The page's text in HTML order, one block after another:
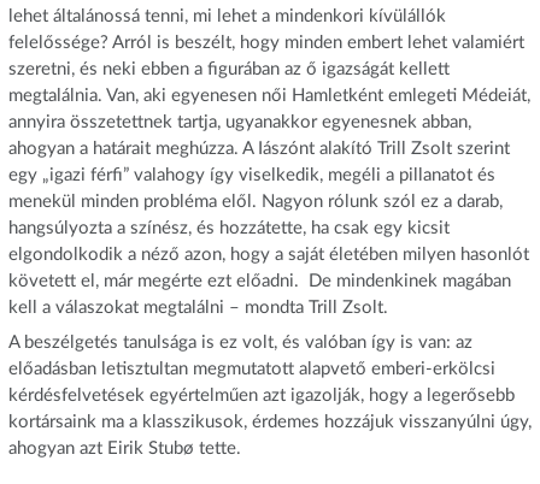
lehet általánossá tenni, mi lehet a mindenkori kívülállók
felelőssége? Arról is beszélt, hogy minden embert lehet valamiért
szeretni, és neki ebben a figurában az ő igazságát kellett
megtalálnia. Van, aki egyenesen női Hamletként emlegeti Médeiát,
annyira összetettnek tartja, ugyanakkor egyenesnek abban,
ahogyan a határait meghúzza. A Iászónt alakító Trill Zsolt szerint
egy „igazi férfi” valahogy így viselkedik, megéli a pillanatot és
menekül minden probléma elől. Nagyon rólunk szól ez a darab,
hangsúlyozta a színész, és hozzátette, ha csak egy kicsit
elgondolkodik a néző azon, hogy a saját életében milyen hasonlót
követett el, már megérte ezt előadni. De mindenkinek magában
kell a válaszokat megtalálni – mondta Trill Zsolt.
A beszélgetés tanulsága is ez volt, és valóban így is van: az
előadásban letisztultan megmutatott alapvető emberi-erkölcsi
kérdésfelvetések egyértelműen azt igazolják, hogy a legerősebb
kortársaink ma a klasszikusok, érdemes hozzájuk visszanyúlni úgy,
ahogyan azt Eirik Stubø tette.